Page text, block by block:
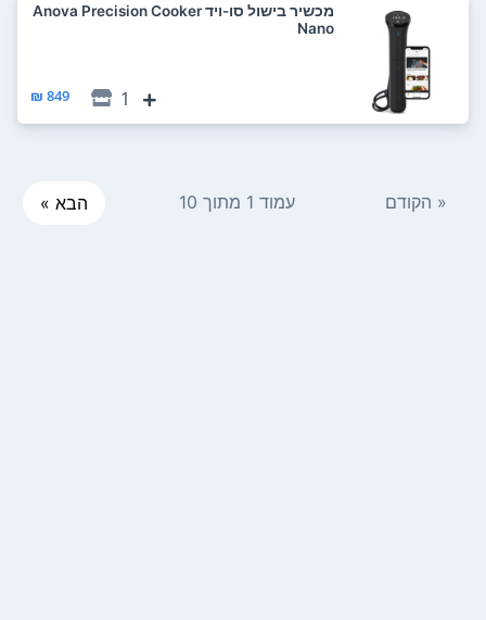
‏מכשיר בישול סו-ויד Anova Precision Cooker
Nano
1
849 ₪
« הקודם עמוד 1 מתוך 10 הבא »